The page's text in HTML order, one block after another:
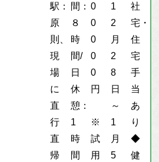
駅：
原
則、
現
場
に
直
行
直
帰
間：
８
時
間/
日
休
憩：
1
時
間
0
0
0
0
0
円
※
試
用
1
2
月
2
8
日
～
1
月
5
社
宅・
住
宅
手
当
あ
り
◆
健